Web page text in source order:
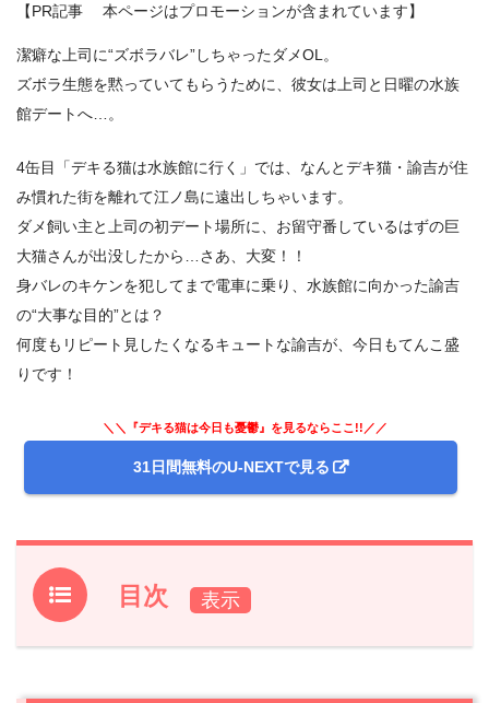
【PR記事 本ページはプロモーションが含まれています】
潔癖な上司に“ズボラバレ”しちゃったダメOL。
ズボラ生態を黙っていてもらうために、彼女は上司と日曜の水族
館デートへ…。
4缶目「デキる猫は水族館に行く」では、なんとデキ猫・諭吉が住
み慣れた街を離れて江ノ島に遠出しちゃいます。
ダメ飼い主と上司の初デート場所に、お留守番しているはずの巨
大猫さんが出没したから…さあ、大変！！
身バレのキケンを犯してまで電車に乗り、水族館に向かった諭吉
の“大事な目的”とは？
何度もリピート見したくなるキュートな諭吉が、今日もてんこ盛
りです！
＼＼『デキる猫は今日も憂鬱』を見るならここ!!／／
31日間無料のU-NEXTで見る
目次
1.アニメ『デキる猫は今日も憂鬱』前回第3話のあらすじと